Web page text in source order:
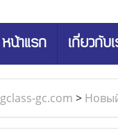
หน้าแรก เกี่ยวกับเ
gclass-gc.com >